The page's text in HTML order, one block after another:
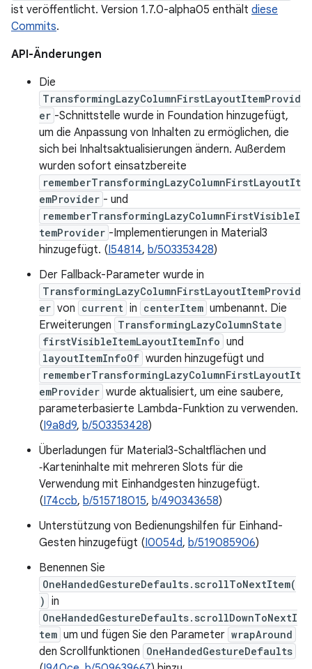
ist veröffentlicht. Version 1.7.0-alpha05 enthält diese
Commits.
API-Änderungen
Die
TransformingLazyColumnFirstLayoutItemProvid
er -Schnittstelle wurde in Foundation hinzugefügt,
um die Anpassung von Inhalten zu ermöglichen, die
sich bei Inhaltsaktualisierungen ändern. Außerdem
wurden sofort einsatzbereite
rememberTransformingLazyColumnFirstLayoutIt
emProvider - und
rememberTransformingLazyColumnFirstVisibleI
temProvider -Implementierungen in Material3
hinzugefügt. (I54814, b/503353428)
Der Fallback-Parameter wurde in
TransformingLazyColumnFirstLayoutItemProvid
er von current in centerItem umbenannt. Die
Erweiterungen TransformingLazyColumnState
firstVisibleItemLayoutItemInfo und
layoutItemInfoOf wurden hinzugefügt und
rememberTransformingLazyColumnFirstLayoutIt
emProvider wurde aktualisiert, um eine saubere,
parameterbasierte Lambda-Funktion zu verwenden.
(I9a8d9, b/503353428)
Überladungen für Material3-Schaltflächen und
‑Karteninhalte mit mehreren Slots für die
Verwendung mit Einhandgesten hinzugefügt.
(I74ccb, b/515718015, b/490343658)
Unterstützung von Bedienungshilfen für Einhand-
Gesten hinzugefügt (I0054d, b/519085906)
Benennen Sie
OneHandedGestureDefaults.scrollToNextItem(
) in
OneHandedGestureDefaults.scrollDownToNextI
tem um und fügen Sie den Parameter wrapAround
den Scrollfunktionen OneHandedGestureDefaults